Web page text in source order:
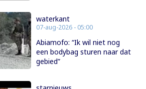
waterkant
07-aug-2026 - 05:00
Abiamofo: “Ik wil niet nog
een bodybag sturen naar dat
gebied”